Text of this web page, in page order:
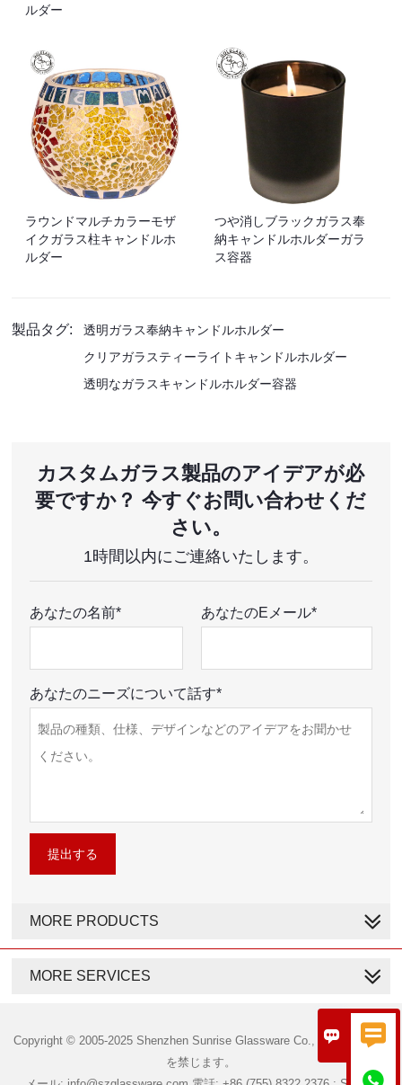
 

ルダー
ラウンドマルチカラーモザ
イクガラス柱キャンドルホ
ルダー
つや消しブラックガラス奉
納キャンドルホルダーガラ
ス容器
製品タグ:
透明ガラス奉納キャンドルホルダー
クリアガラスティーライトキャンドルホルダー
透明なガラスキャンドルホルダー容器
カスタムガラス製品のアイデアが必
要ですか？ 今すぐお問い合わせくだ
さい。
1時間以内にご連絡いたします。
あなたの名前* あなたのEメール*
あなたのニーズについて話す*
提出する
MORE PRODUCTS
MORE SERVICES
Copyright © 2005-2025 Shenzhen Sunrise Glassware Co., Ltd. 無断転載
を禁じます。